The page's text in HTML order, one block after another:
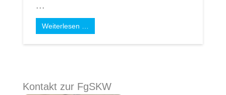
...
Weiterlesen …
Kontakt zur FgSKW